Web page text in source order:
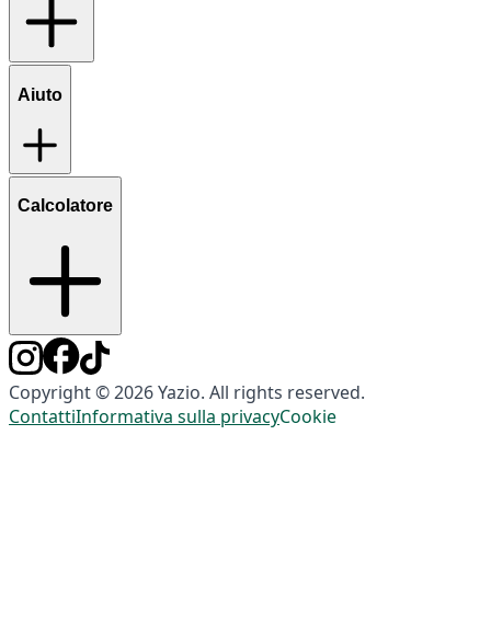
Aiuto
Calcolatore
Copyright © 2026 Yazio. All rights reserved.
ContattiInformativa sulla privacyCookie